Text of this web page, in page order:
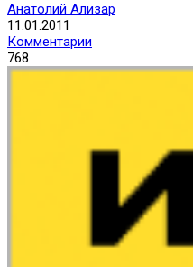
Анатолий Ализар
11.01.2011
Комментарии
768